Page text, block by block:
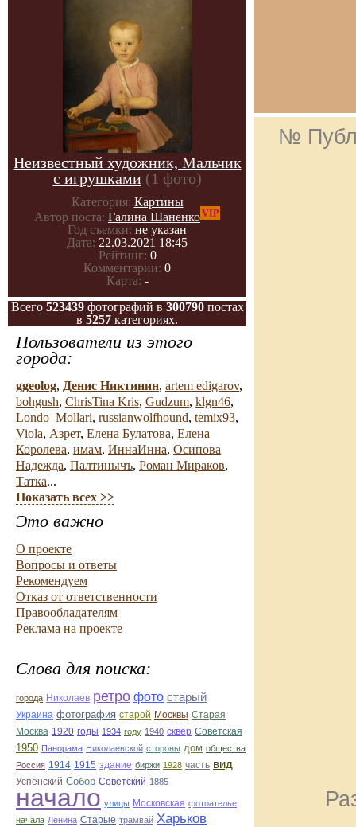
Неизвестный художник, Мальчик
с игрушками (1 фото)
Категория: Картины
Автор поста: Галина ШаненкоVIP
Год съемки: не указан
Дата: 22.03.2021 18:45
Рейтинг: 0
Комментарии: 0
Карта: -
Всего 523439фотографий в 300790постах
в 5257 категориях.
Пользователи из этого
города:
ggeolog, Денис Никтинин, artem edigarov,
bohgush, ChrisTina Kris, Gudzum, klgn46,
Londo_Mollari, russianwolfhound, temix93,
Viola, Азрет, Елена Булатова, Елена
Королева, имам, ИннаИнна, Осипова
Надежда, Палтинычъ, Роман Мираков,
Татка...
Показать всех >>
Это важно
О проекте
Вопросы и ответы
Рекомендуем
Отказ от ответственности
Правообладателям
Реклама на проекте
Слова для поиска:
города Николаев ретро фото старый
Украина фотография старой Москвы Старая
Москва 1920 годы 1934 году 1940 сквер Советская
1950 Панорама Николаевской стороны дом общества
Россия 1914 1915 здание биржи 1928 часть вид
Успенский Собор Советский 1885
начало улицы Московская фотоателье
начала Ленина Старые трамвай Харьков
№